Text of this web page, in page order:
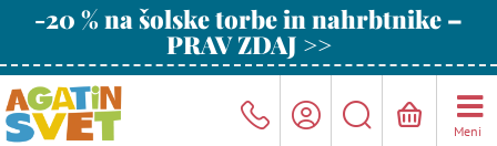
-20 % na šolske torbe in nahrbtnike –
PRAV ZDAJ >>
Meni